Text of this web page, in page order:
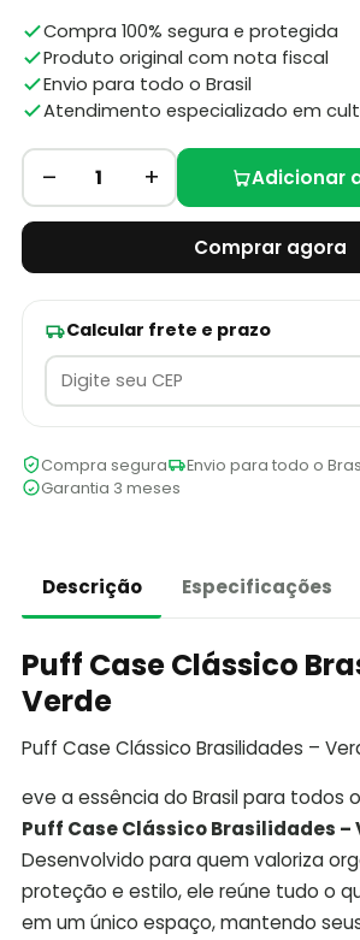
Compra 100% segura e protegida
Produto original com nota fiscal
Envio para todo o Brasil
Atendimento especializado em
– 1 + Adicionar
Comprar agora
Calcular frete e prazo
Compra segura
Envio para todo o
Garantia 3 meses
Descrição Especificações
Puff Case Clássico
Verde
Puff Case Clássico Brasilidades –
eve a essência do Brasil para todos
Puff Case Clássico Brasilidades –
Desenvolvido para quem valoriza
proteção e estilo, ele reúne tudo o
em um único espaço, mantendo